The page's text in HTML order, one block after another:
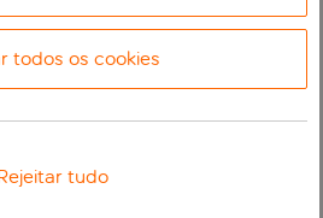
todos os cookies
tudo